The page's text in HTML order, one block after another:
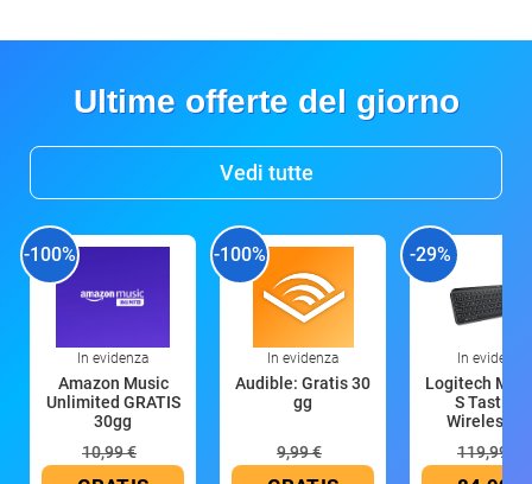
Ultime offerte del giorno
Vedi tutte
-100%
In evidenza
Amazon Music
Unlimited GRATIS
30gg
10,99 €
-100%
In evidenza
Audible: Gratis 30
gg
9,99 €
-29%
In evidenza
Logitech MX
S Tastiera
Wireless
119,99 €